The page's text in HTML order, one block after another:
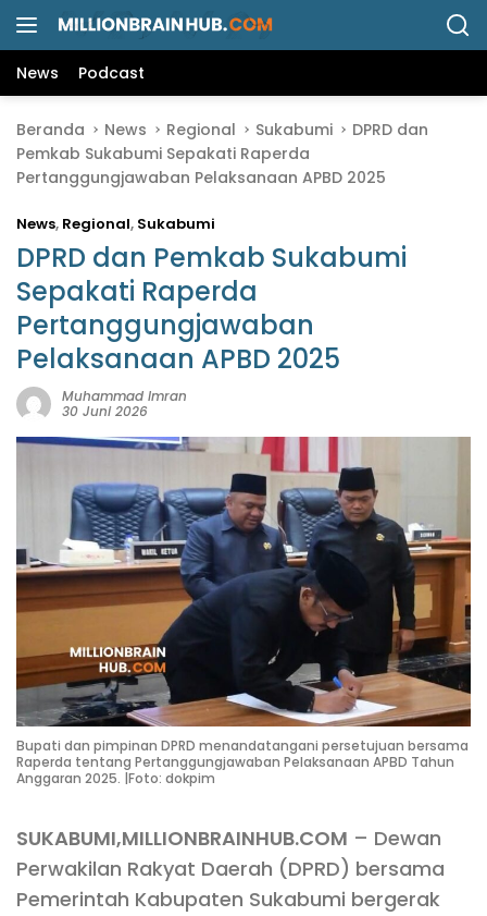
News Podcast
Beranda News Regional Sukabumi
DPRD dan
Pemkab Sukabumi Sepakati Raperda
Pertanggungjawaban Pelaksanaan APBD 2025
News, Regional, Sukabumi
DPRD dan Pemkab Sukabumi
Sepakati Raperda
Pertanggungjawaban
Pelaksanaan APBD 2025
Muhammad Imran
30 Juni 2026
Bupati dan pimpinan DPRD menandatangani persetujuan bersama
Raperda tentang Pertanggungjawaban Pelaksanaan APBD Tahun
Anggaran 2025. |Foto: dokpim
SUKABUMI,MILLIONBRAINHUB.COM – Dewan
Perwakilan Rakyat Daerah (DPRD) bersama
Pemerintah Kabupaten Sukabumi bergerak